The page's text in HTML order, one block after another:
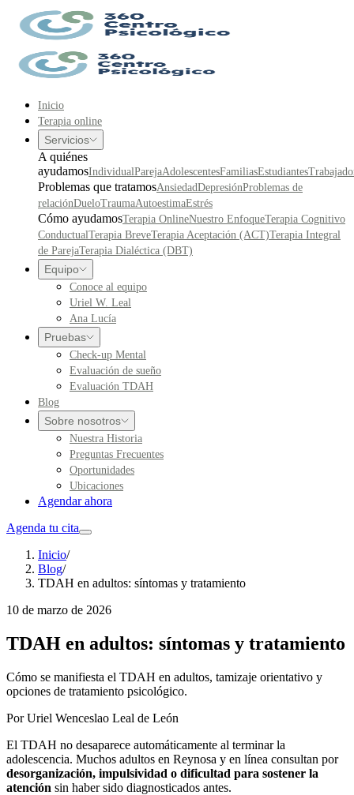
Inicio
Terapia online
Servicios
A quiénes
ayudamosIndividualParejaAdolescentesFamiliasEstudiantes
Problemas que tratamosAnsiedadDepresiónProblemas de
relaciónDueloTraumaAutoestimaEstrés
Cómo ayudamosTerapia OnlineNuestro EnfoqueTerapia Cognitivo
ConductualTerapia BreveTerapia Aceptación (ACT)Terapia Integral
de ParejaTerapia Dialéctica (DBT)
Equipo
Conoce al equipo
Uriel W. Leal
Ana Lucía
Pruebas
Check-up Mental
Evaluación de sueño
Evaluación TDAH
Blog
Sobre nosotros
Nuestra Historia
Preguntas Frecuentes
Oportunidades
Ubicaciones
Agendar ahora
Agenda tu cita
Inicio/
Blog/
TDAH en adultos: síntomas y tratamiento
10 de marzo de 2026
TDAH en adultos: síntomas y tratamiento
Cómo se manifiesta el TDAH en adultos, tamizaje orientativo y
opciones de tratamiento psicológico.
Por Uriel Wenceslao Leal de León
El TDAH no desaparece automáticamente al terminar la
adolescencia. Muchos adultos en Reynosa y en línea consultan por
desorganización, impulsividad o dificultad para sostener la
atención sin haber sido diagnosticados antes.